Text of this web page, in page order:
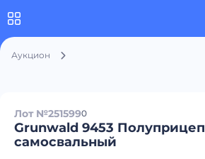
Аукцион
Лот №2515990
Grunwald 9453 Полуприцеп
самосвальный